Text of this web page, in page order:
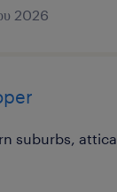
2026
suburbs, attica